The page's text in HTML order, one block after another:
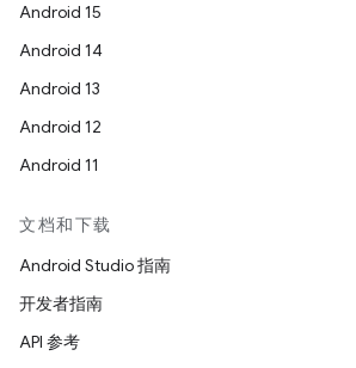
Android 15
Android 14
Android 13
Android 12
Android 11
文档和下载
Android Studio 指南
开发者指南
API 参考